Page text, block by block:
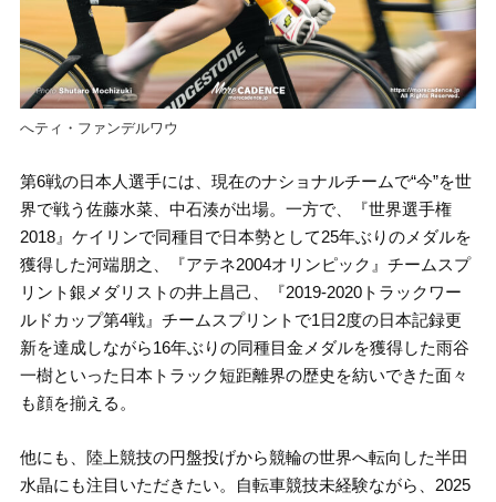
へティ・ファンデルワウ
第6戦の日本人選手には、現在のナショナルチームで“今”を世
界で戦う佐藤水菜、中石湊が出場。一方で、『世界選手権
2018』ケイリンで同種目で日本勢として25年ぶりのメダルを
獲得した河端朋之、『アテネ2004オリンピック』チームスプ
リント銀メダリストの井上昌己、『2019-2020トラックワー
ルドカップ第4戦』チームスプリントで1日2度の日本記録更
新を達成しながら16年ぶりの同種目金メダルを獲得した雨谷
一樹といった日本トラック短距離界の歴史を紡いできた面々
も顔を揃える。
他にも、陸上競技の円盤投げから競輪の世界へ転向した半田
水晶にも注目いただきたい。自転車競技未経験ながら、2025